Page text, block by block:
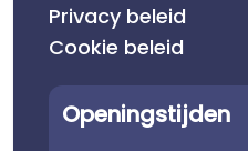
Privacy beleid
Cookie beleid
Openingstijden